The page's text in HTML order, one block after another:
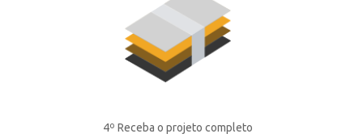
4º Receba o projeto completo